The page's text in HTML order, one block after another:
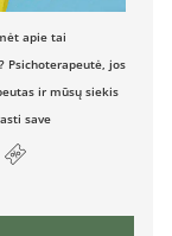
apie tai
Psichoterapeutė, jos
ir mūsų siekis
save